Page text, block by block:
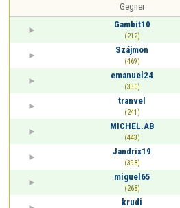
Gegner
Gambit10
(212)
Szájmon
(469)
emanuel24
(330)
tranvel
(241)
MICHEL.AB
(443)
Jandrix19
(398)
miguel65
(268)
krudi